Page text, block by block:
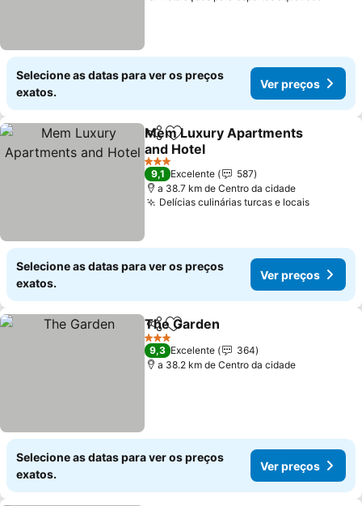
Selecione as datas para ver os preços
exatos.
Ver preços
PartilharAdicionar aos favoritos
Mem Luxury Apartments
and Hotel
Ver preços
3 Estrelas
9,1 Excelente
587
a 38.7 km de Centro da cidade
Delícias culinárias turcas e locaisVer
Selecione as datas para ver os preços
exatos.
Ver preços
PartilharAdicionar aos favoritos
The Garden
3 Estrelas
9,3 Excelente
364
a 38.2 km de Centro da cidade
Selecione as datas para ver os preços
exatos.
Ver preços